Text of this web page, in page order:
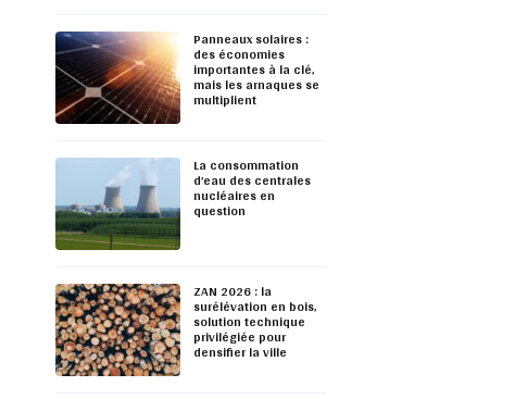
Panneaux solaires :
des économies
importantes à la clé,
mais les arnaques se
multiplient
La consommation
d’eau des centrales
nucléaires en
question
ZAN 2026 : la
surélévation en bois,
solution technique
privilégiée pour
densifier la ville